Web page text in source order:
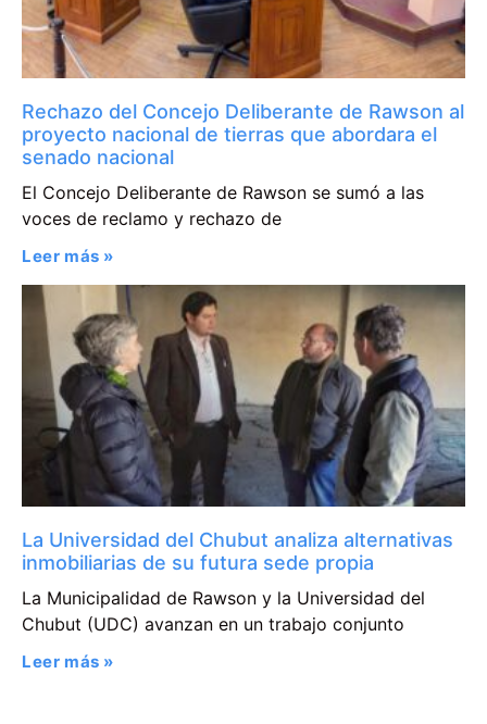
Rechazo del Concejo Deliberante de Rawson al
proyecto nacional de tierras que abordara el
senado nacional
El Concejo Deliberante de Rawson se sumó a las
voces de reclamo y rechazo de
Leer más »
La Universidad del Chubut analiza alternativas
inmobiliarias de su futura sede propia
La Municipalidad de Rawson y la Universidad del
Chubut (UDC) avanzan en un trabajo conjunto
Leer más »